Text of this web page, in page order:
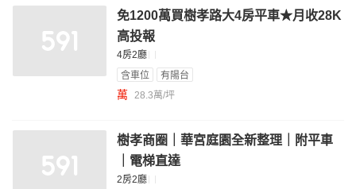
⁠免1200萬買樹孝路大4房平車★月收28K
高投報
4房2廳
含車位
有陽台
萬 28.3萬/坪
樹孝商圈｜華宮庭園全新整理｜附平車
｜電梯直達
2房2廳